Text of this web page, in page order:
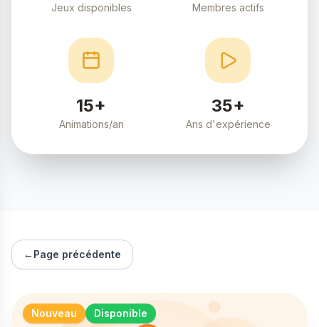
Jeux disponibles Membres actifs
15+
Animations/an
35+
Ans d'expérience
←Page précédente
Nouveau Disponible